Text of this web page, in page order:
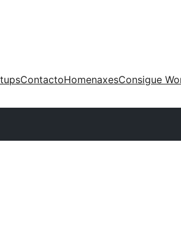
ContactoHomenaxesConsigue